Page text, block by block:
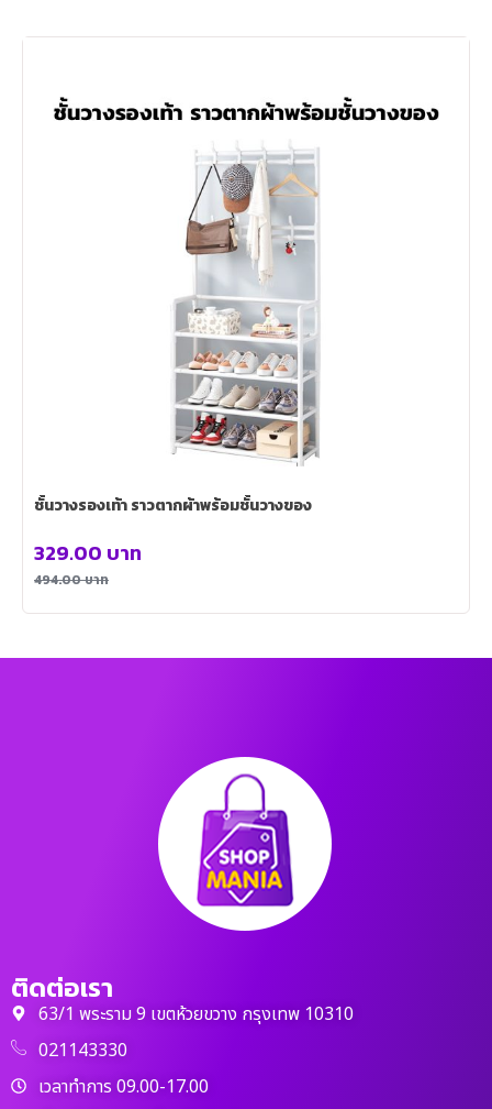
ชั้นวางรองเท้า ราวตากผ้าพร้อมชั้นวางของ
494.00บาท
329.00 บาท
ติดต่อเรา
63/1 พระราม 9 เขตห้วยขวาง กรุงเทพ 10310
021143330
เวลาทำการ 09.00-17.00